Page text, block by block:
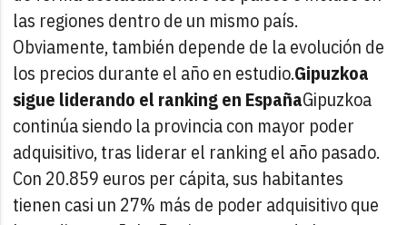
las regiones dentro de un mismo país.
Obviamente, también depende de la evolución de
los precios durante el año en estudio.Gipuzkoa
sigue liderando el ranking en EspañaGipuzkoa
continúa siendo la provincia con mayor poder
adquisitivo, tras liderar el ranking el año pasado.
Con 20.859 euros per cápita, sus habitantes
tienen casi un 27% más de poder adquisitivo que